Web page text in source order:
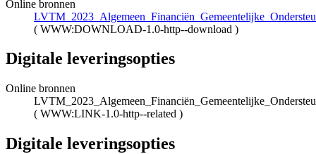
Online bronnen
( WWW:DOWNLOAD-1.0-http--download )
Digitale leveringsopties
Online bronnen
( WWW:LINK-1.0-http--related )
Digitale leveringsopties